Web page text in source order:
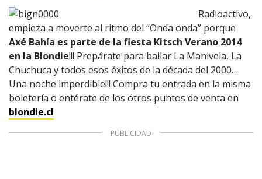
Radioactivo,
empieza a moverte al ritmo del “Onda onda” porque
Axé Bahía es parte de la fiesta Kitsch Verano 2014
en la Blondie!!! Prepárate para bailar La Manivela, La
Chuchuca y todos esos éxitos de la década del 2000…
Una noche imperdible!!! Compra tu entrada en la misma
boletería o entérate de los otros puntos de venta en
blondie.cl